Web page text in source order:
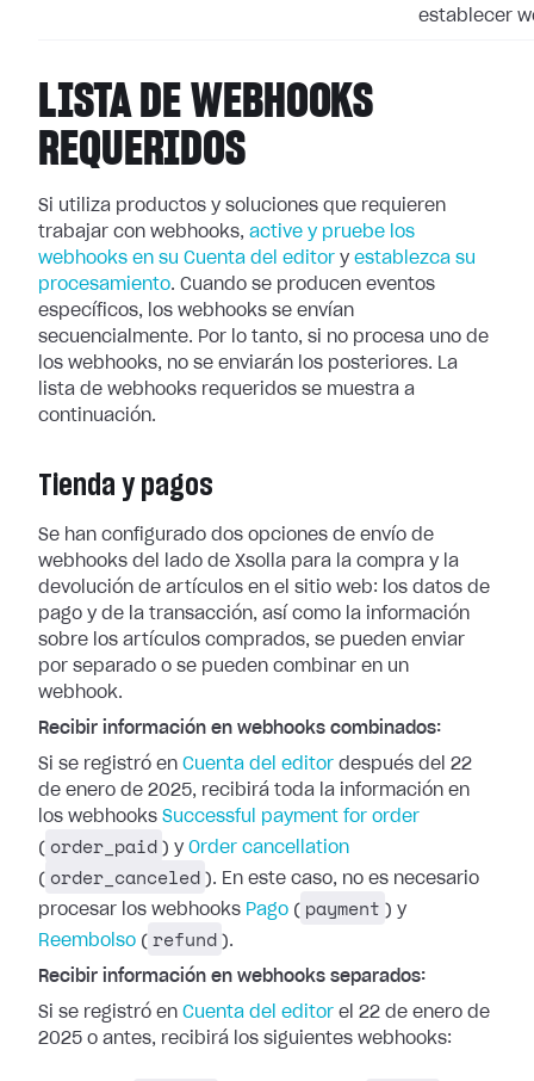
establecer
LISTA DE WEBHOOKS
REQUERIDOS
Si utiliza productos y soluciones que requieren
trabajar con webhooks, active y pruebe los
webhooks en su Cuenta del editor y establezca su
procesamiento. Cuando se producen eventos
específicos, los webhooks se envían
secuencialmente. Por lo tanto, si no procesa uno de
los webhooks, no se enviarán los posteriores. La
lista de webhooks requeridos se muestra a
continuación.
Tienda y pagos
Se han configurado dos opciones de envío de
webhooks del lado de Xsolla para la compra y la
devolución de artículos en el sitio web: los datos de
pago y de la transacción, así como la información
sobre los artículos comprados, se pueden enviar
por separado o se pueden combinar en un
webhook.
Recibir información en webhooks combinados:
Si se registró en Cuenta del editor después del 22
de enero de 2025, recibirá toda la información en
los webhooks Successful payment for order
( order_paid ) y Order cancellation
( order_canceled ). En este caso, no es necesario
procesar los webhooks Pago ( payment ) y
Reembolso ( refund ).
Recibir información en webhooks separados:
Si se registró en Cuenta del editor el 22 de enero de
2025 o antes, recibirá los siguientes webhooks: